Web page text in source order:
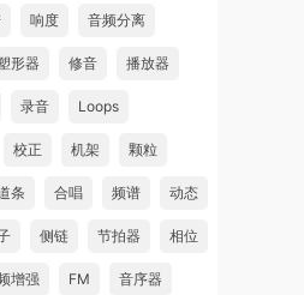
响度 音频分离
形器 修音 播放器
录音 Loops
校正 机架 颗粒
条 合唱 频谱 动态
侧链 节拍器 相位
增强 FM 音序器